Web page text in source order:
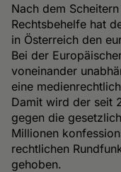
Nach dem
Rechtsbehelfe hat
in Österreich den
Bei der
voneinander
eine
Damit wird der seit
gegen die
Millionen
rechtlichen
gehoben.